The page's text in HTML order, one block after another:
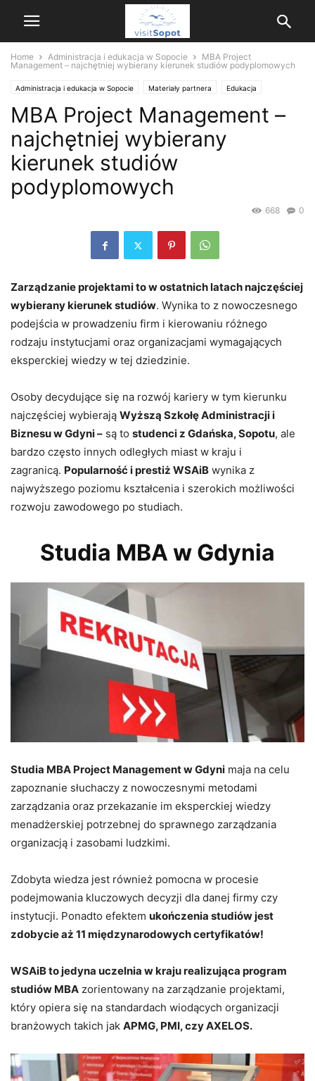
Home Administracja i edukacja w Sopocie
MBA Project
Management – najchętniej wybierany kierunek studiów podyplomowych
Administracja i edukacja w Sopocie Materiały partnera Edukacja
Szkolnictwo i edukacja
MBA Project Management –
najchętniej wybierany
kierunek studiów
podyplomowych
0
668
Zarządzanie projektami to w ostatnich latach najczęściej
wybierany kierunek studiów. Wynika to z nowoczesnego
podejścia w prowadzeniu firm i kierowaniu różnego
rodzaju instytucjami oraz organizacjami wymagających
eksperckiej wiedzy w tej dziedzinie.
Osoby decydujące się na rozwój kariery w tym kierunku
najczęściej wybierają Wyższą Szkołę Administracji i
Biznesu w Gdyni – są to studenci z Gdańska, Sopotu, ale
bardzo często innych odległych miast w kraju i
zagranicą. Popularność i prestiż WSAiB wynika z
najwyższego poziomu kształcenia i szerokich możliwości
rozwoju zawodowego po studiach.
Studia MBA w Gdynia
Studia MBA Project Management w Gdyni maja na celu
zapoznanie słuchaczy z nowoczesnymi metodami
zarządzania oraz przekazanie im eksperckiej wiedzy
menadżerskiej potrzebnej do sprawnego zarządzania
organizacją i zasobami ludzkimi.
Zdobyta wiedza jest również pomocna w procesie
podejmowania kluczowych decyzji dla danej firmy czy
instytucji. Ponadto efektem ukończenia studiów jest
zdobycie aż 11 międzynarodowych certyfikatów!
WSAiB to jedyna uczelnia w kraju realizująca program
studiów MBA zorientowany na zarządzanie projektami,
który opiera się na standardach wiodących organizacji
branżowych takich jak APMG, PMI, czy AXELOS.